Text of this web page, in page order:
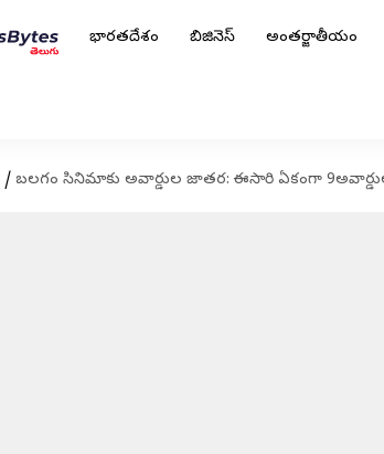
భారతదేశం బిజినెస్ అంతర్జాతీయం
/ బలగం సినిమాకు అవార్డుల జాతర: ఈసారి ఏకంగా